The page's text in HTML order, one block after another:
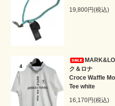
19,800円(税込)
4
ク＆ロナ
Croce Waffle
Tee white
16,170円(税込)